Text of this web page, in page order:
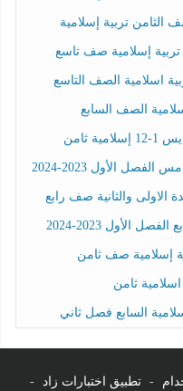
تربية إسلامية
إسلامية صف تاسع
الصف السابع
الأول 2023-2024
الاولى والثانية صف رابع
الأول 2023-2024
إسلامية صف ثامن
ثامن
السابع فصل ثاني
- تطبيق اختبارات زاد -